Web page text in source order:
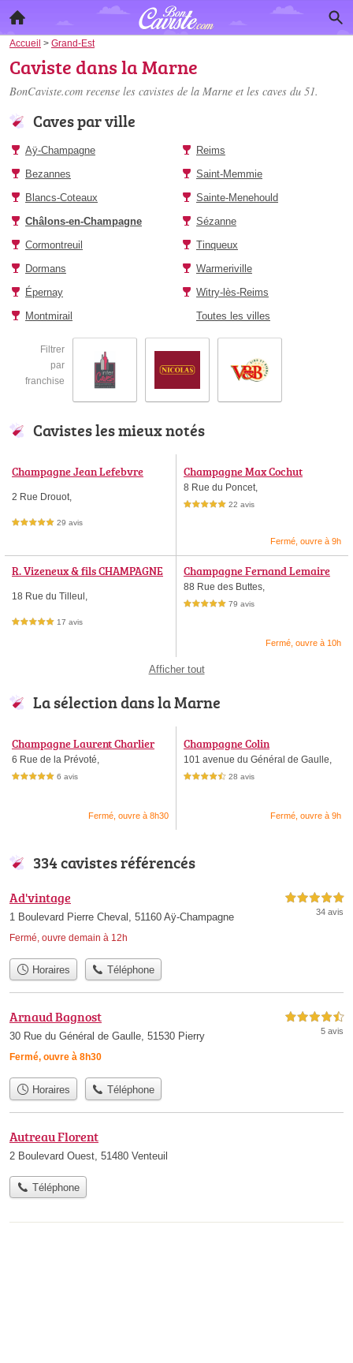
Accueil > Grand-Est
Caviste dans la Marne
BonCaviste.com recense les cavistes de la Marne et les caves du 51.
Caves par ville
Aÿ-Champagne
Bezannes
Blancs-Coteaux
Châlons-en-Champagne
Cormontreuil
Dormans
Épernay
Montmirail
Reims
Saint-Memmie
Sainte-Menehould
Sézanne
Tinqueux
Warmeriville
Witry-lès-Reims
Toutes les villes
Filtrer
par
franchise
Cavistes les mieux notés
Champagne Jean Lefebvre
2 Rue Drouot,
5,0 étoiles sur 5 29 avis
Champagne Max Cochut
8 Rue du Poncet,
5,0 étoiles sur 5 22 avis
Fermé, ouvre à 9h
R. Vizeneux & fils CHAMPAGNE
18 Rue du Tilleul,
5,0 étoiles sur 5 17 avis
Champagne Fernand Lemaire
88 Rue des Buttes,
5,0 étoiles sur 5 79 avis
Fermé, ouvre à 10h
Afficher tout
La sélection dans la Marne
Champagne Laurent Charlier
6 Rue de la Prévoté,
5,0 étoiles sur 5 6 avis
Fermé, ouvre à 8h30
Champagne Colin
101 avenue du Général de Gaulle,
4,5 étoiles sur 5 28 avis
Fermé, ouvre à 9h
334 cavistes référencés
Ad'vintage
1 Boulevard Pierre Cheval, 51160 Aÿ-Champagne
Fermé, ouvre demain à 12h
5,0 étoiles sur 5
34 avis
Horaires Téléphone
Arnaud Bagnost
30 Rue du Général de Gaulle, 51530 Pierry
Fermé, ouvre à 8h30
4,5 étoiles sur 5
5 avis
Horaires Téléphone
Autreau Florent
2 Boulevard Ouest, 51480 Venteuil
Téléphone